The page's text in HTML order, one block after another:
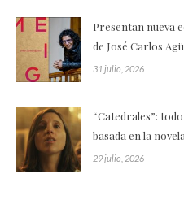
Presentan nueva
de José Carlos
31 julio, 2026
“Catedrales”:
basada en la
29 julio, 2026